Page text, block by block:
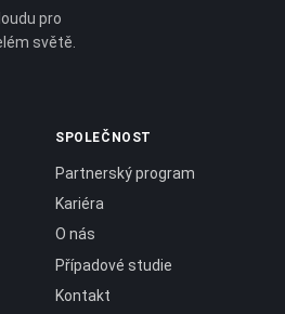
pro
světě.
SPOLEČNOST
Partnerský program
Kariéra
O nás
Případové studie
Kontakt